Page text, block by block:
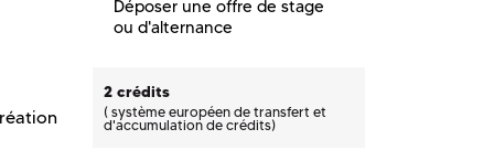
Déposer une offre de stage
ou d'alternance
2 crédits
(système européen de transfert et
d'accumulation de crédits)